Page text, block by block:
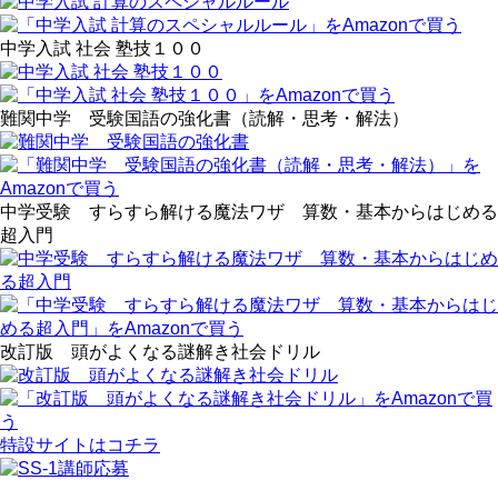
中学入試 社会 塾技１００
難関中学 受験国語の強化書（読解・思考・解法）
中学受験 すらすら解ける魔法ワザ 算数・基本からはじめる
超入門
改訂版 頭がよくなる謎解き社会ドリル
特設サイトはコチラ